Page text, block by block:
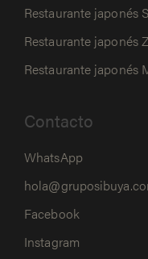
Restaurante japonés
Restaurante japonés
Restaurante japonés
Contacto
WhatsApp
Facebook
Instagram